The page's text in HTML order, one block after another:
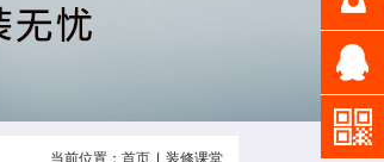
当前位置： 首页 装修课堂